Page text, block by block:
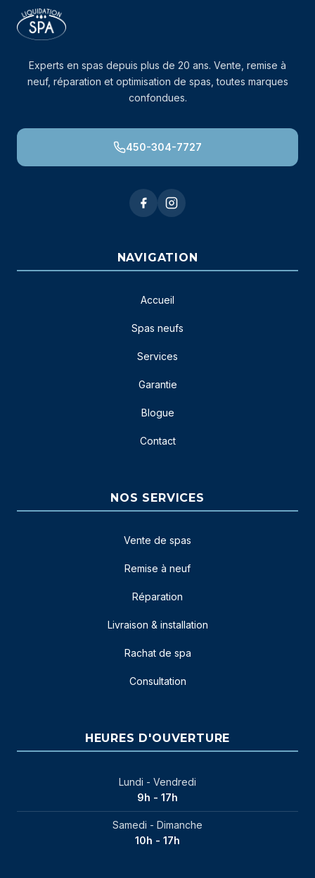
Experts en spas depuis plus de 20 ans. Vente, remise à
neuf, réparation et optimisation de spas, toutes marques
confondues.
450-304-7727
NAVIGATION
Accueil
Spas neufs
Services
Garantie
Blogue
Contact
NOS SERVICES
Vente de spas
Remise à neuf
Réparation
Livraison & installation
Rachat de spa
Consultation
HEURES D'OUVERTURE
Lundi - Vendredi
9h - 17h
Samedi - Dimanche
10h - 17h